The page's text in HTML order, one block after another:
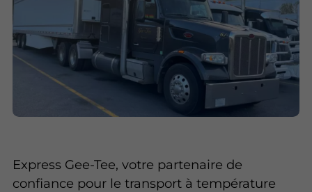
Express Gee-Tee, votre partenaire de
confiance pour le transport à température